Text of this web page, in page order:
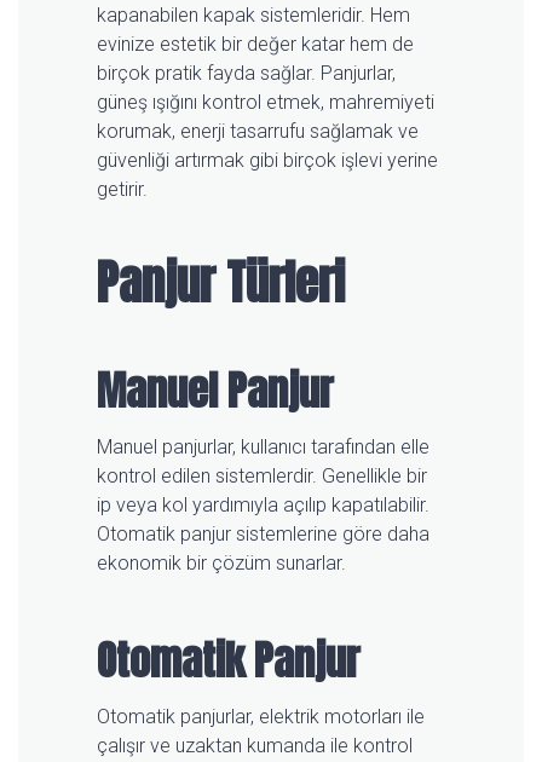
kapanabilen kapak sistemleridir. Hem
evinize estetik bir değer katar hem de
birçok pratik fayda sağlar. Panjurlar,
güneş ışığını kontrol etmek, mahremiyeti
korumak, enerji tasarrufu sağlamak ve
güvenliği artırmak gibi birçok işlevi yerine
getirir.
Panjur Türleri
Manuel Panjur
Manuel panjurlar, kullanıcı tarafından elle
kontrol edilen sistemlerdir. Genellikle bir
ip veya kol yardımıyla açılıp kapatılabilir.
Otomatik panjur sistemlerine göre daha
ekonomik bir çözüm sunarlar.
Otomatik Panjur
Otomatik panjurlar, elektrik motorları ile
çalışır ve uzaktan kumanda ile kontrol